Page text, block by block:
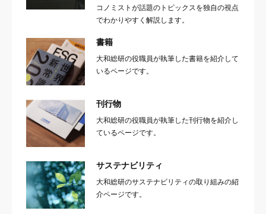
コノミストが話題のトピックスを独自の視点
でわかりやすく解説します。
書籍
大和総研の役職員が執筆した書籍を紹介して
いるページです。
刊行物
大和総研の役職員が執筆した刊行物を紹介し
ているページです。
サステナビリティ
大和総研のサステナビリティの取り組みの紹
介ページです。